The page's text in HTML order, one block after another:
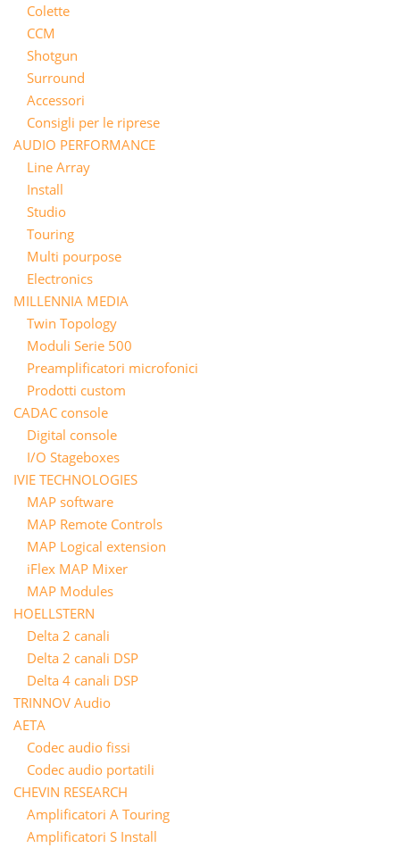
Colette
CCM
Shotgun
Surround
Accessori
Consigli per le riprese
AUDIO PERFORMANCE
Line Array
Install
Studio
Touring
Multi pourpose
Electronics
MILLENNIA MEDIA
Twin Topology
Moduli Serie 500
Preamplificatori microfonici
Prodotti custom
CADAC console
Digital console
I/O Stageboxes
IVIE TECHNOLOGIES
MAP software
MAP Remote Controls
MAP Logical extension
iFlex MAP Mixer
MAP Modules
HOELLSTERN
Delta 2 canali
Delta 2 canali DSP
Delta 4 canali DSP
TRINNOV Audio
AETA
Codec audio fissi
Codec audio portatili
CHEVIN RESEARCH
Amplificatori A Touring
Amplificatori S Install